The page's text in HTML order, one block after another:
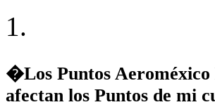
�Los Puntos Aeroméxico
afectan los Puntos de mi